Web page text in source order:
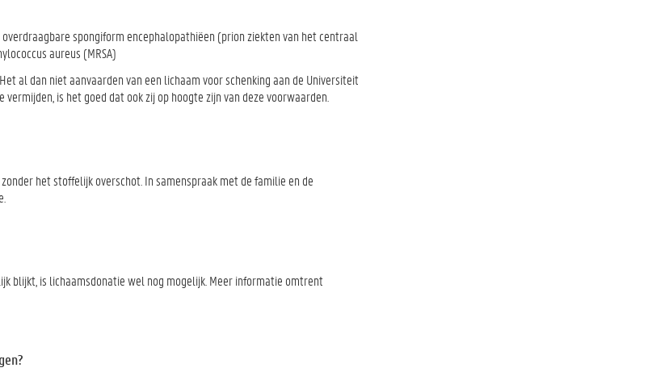
spongiform encephalopathiëen (prion ziekten van het centraal
aureus (MRSA)
al dan niet aanvaarden van een lichaam voor schenking aan de Universiteit
is het goed dat ook zij op hoogte zijn van deze voorwaarden.
het stoffelijk overschot. In samenspraak met de familie en de
blijkt, is lichaamsdonatie wel nog mogelijk. Meer informatie omtrent